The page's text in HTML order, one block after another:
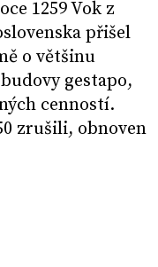
1259 Vok z
přišel
o většinu
gestapo,
cenností.
zrušili, obnoven